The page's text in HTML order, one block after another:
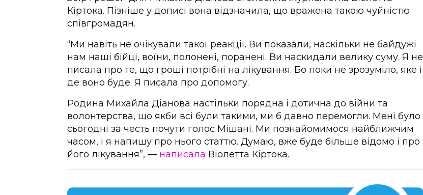
Кіртока. Пізніше у дописі вона відзначила, що вражена такою чуйністю
співгромадян.
“Ми навіть не очікували такої реакції. Ви показали, наскільки не байдужі
нам наші бійці, воїни, полонені, поранені. Ви наскидали велику суму. Я не
писала про те, що гроші потрібні на лікування. Бо поки не зрозуміло, яке і
де воно буде. Я писала про допомогу.
Родина Михайла Діанова настільки порядна і дотична до війни та
волонтерства, що якби всі були такими, ми б давно перемогли. Мені було
сьогодні за честь почути голос Мішані. Ми познайомимося найближчим
часом, і я напишу про нього статтю. Думаю, вже буде більше відомо і про
його лікування”, — написала Віолетта Кіртока.